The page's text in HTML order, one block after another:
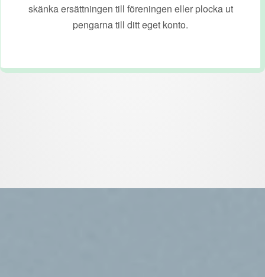
skänka ersättningen till föreningen eller plocka ut
pengarna till ditt eget konto.